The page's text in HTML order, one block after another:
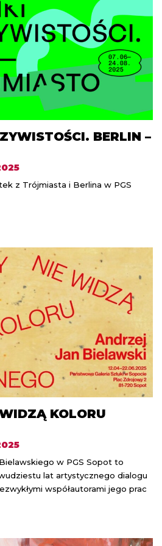
BERLIN –
z Trójmiasta i Berlina w PGS
KOLORU
w PGS Sopot to
lat artystycznego dialogu
współautorami jego prac